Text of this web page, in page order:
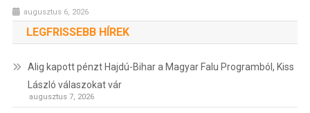
augusztus 6, 2026
LEGFRISSEBB HÍREK
Alig kapott pénzt Hajdú-Bihar a Magyar Falu Programból, Kiss
László válaszokat vár
augusztus 7, 2026